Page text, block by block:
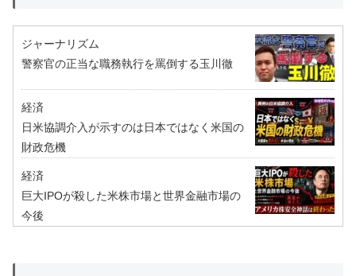
ジャーナリズム
警察官の正当な職務執行を罵倒する玉川徹
経済
日米協調介入が示すのは日本ではなく米国の
財政危機
経済
巨大IPOが殺した米株市場と世界金融市場の
今後